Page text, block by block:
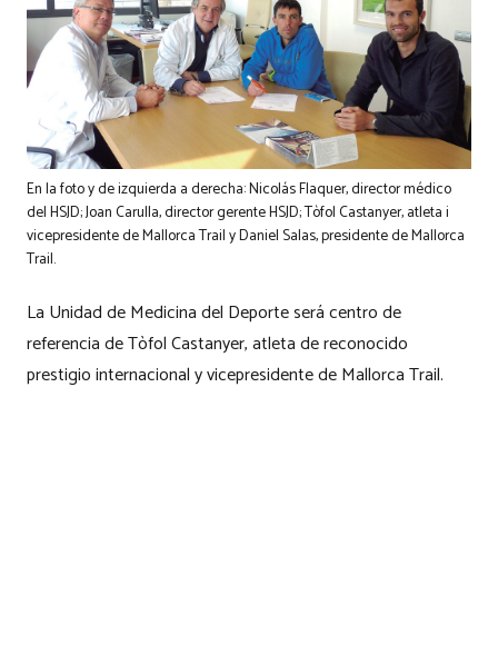
En la foto y de izquierda a derecha: Nicolás Flaquer, director médico
del HSJD; Joan Carulla, director gerente HSJD; Tòfol Castanyer, atleta i
vicepresidente de Mallorca Trail y Daniel Salas, presidente de Mallorca
Trail.
La Unidad de Medicina del Deporte será centro de
referencia de Tòfol Castanyer, atleta de reconocido
prestigio internacional y vicepresidente de Mallorca Trail.